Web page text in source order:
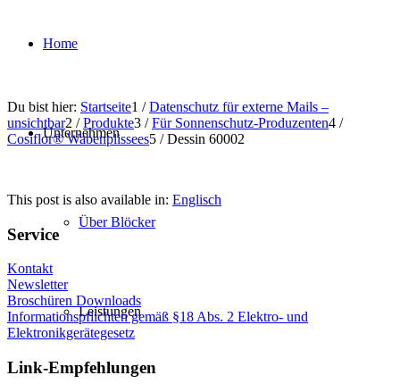
Home
Unternehmen
Über Blöcker
Leistungen
Du bist hier: Startseite1 / Datenschutz für externe Mails –
unsichtbar2 / Produkte3 / Für Sonnenschutz-Produzenten4 /
Cosiflor® Wabenplissees5 / Dessin 60002
This post is also available in: Englisch
Service
Kontakt
Newsletter
Broschüren Downloads
Informationspflichten gemäß §18 Abs. 2 Elektro- und
Elektronikgerätegesetz
Link-Empfehlungen